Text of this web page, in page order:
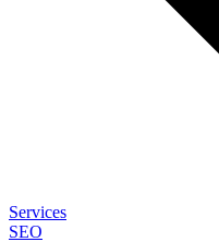
Services
SEO